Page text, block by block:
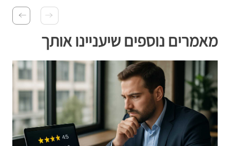
מאמרים נוספים שיעניינו אותך